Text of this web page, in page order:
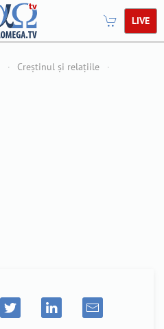
LIVE
Creștinul și relațiile